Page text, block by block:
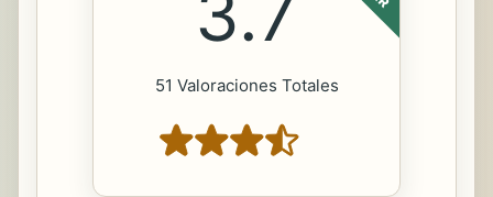
51 Valoraciones Totales